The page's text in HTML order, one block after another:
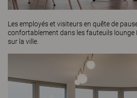
Les employés et visiteurs en quête de
confortablement dans les fauteuils lounge
sur la ville.